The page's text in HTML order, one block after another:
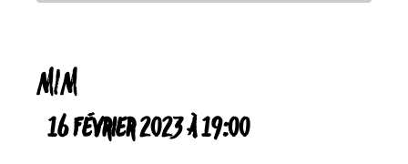
MIM
16 FÉVRIER 2023 À 19:00